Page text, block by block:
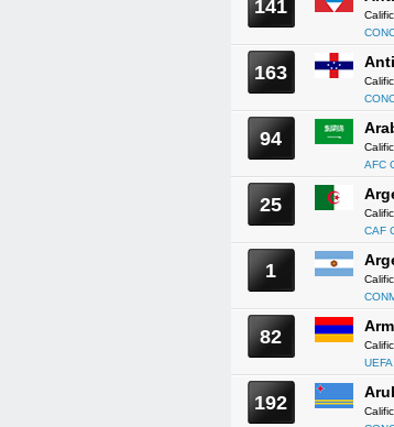
141
163
94
AFC
25
CAF
1
82
192